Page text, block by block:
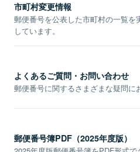
市町村変更情報
郵便番号を公表した市町村の一覧を
しています。
よくあるご質問・お問い合わせ
郵便番号に関するさまざまな疑問に
郵便番号簿PDF（2025年度版）